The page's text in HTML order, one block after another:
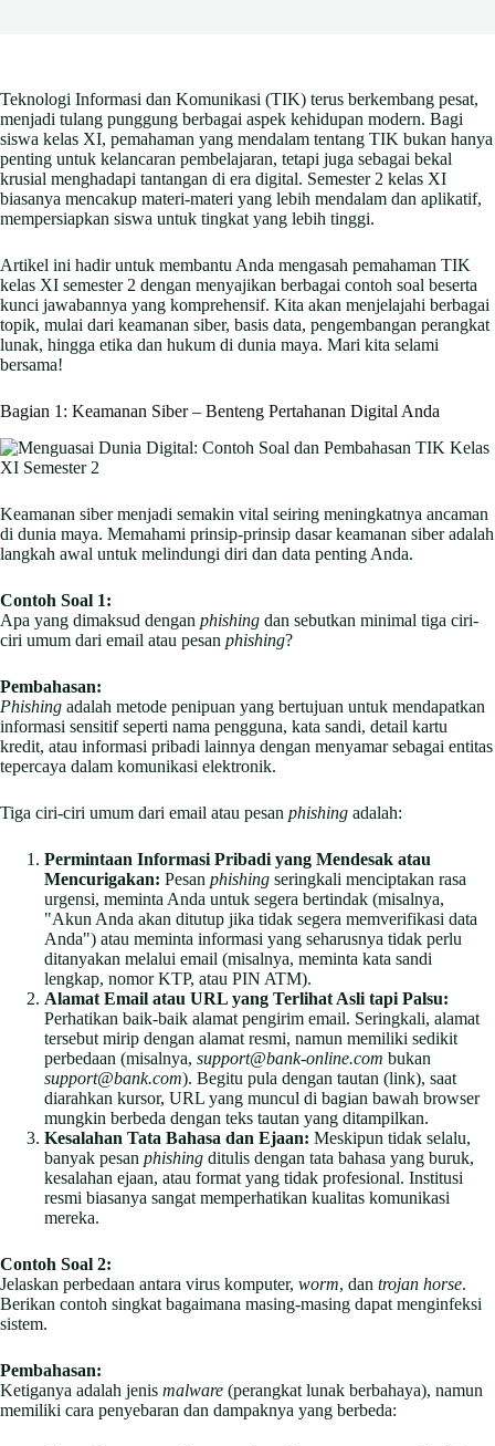
Teknologi Informasi dan Komunikasi (TIK) terus berkembang pesat,
menjadi tulang punggung berbagai aspek kehidupan modern. Bagi
siswa kelas XI, pemahaman yang mendalam tentang TIK bukan hanya
penting untuk kelancaran pembelajaran, tetapi juga sebagai bekal
krusial menghadapi tantangan di era digital. Semester 2 kelas XI
biasanya mencakup materi-materi yang lebih mendalam dan aplikatif,
mempersiapkan siswa untuk tingkat yang lebih tinggi.
Artikel ini hadir untuk membantu Anda mengasah pemahaman TIK
kelas XI semester 2 dengan menyajikan berbagai contoh soal beserta
kunci jawabannya yang komprehensif. Kita akan menjelajahi berbagai
topik, mulai dari keamanan siber, basis data, pengembangan perangkat
lunak, hingga etika dan hukum di dunia maya. Mari kita selami
bersama!
Bagian 1: Keamanan Siber – Benteng Pertahanan Digital Anda
Keamanan siber menjadi semakin vital seiring meningkatnya ancaman
di dunia maya. Memahami prinsip-prinsip dasar keamanan siber adalah
langkah awal untuk melindungi diri dan data penting Anda.
Contoh Soal 1:
Apa yang dimaksud dengan phishing dan sebutkan minimal tiga ciri-
ciri umum dari email atau pesan phishing?
Pembahasan:
Phishing adalah metode penipuan yang bertujuan untuk mendapatkan
informasi sensitif seperti nama pengguna, kata sandi, detail kartu
kredit, atau informasi pribadi lainnya dengan menyamar sebagai entitas
tepercaya dalam komunikasi elektronik.
Tiga ciri-ciri umum dari email atau pesan phishing adalah:
Permintaan Informasi Pribadi yang Mendesak atau
Mencurigakan: Pesan phishing seringkali menciptakan rasa
urgensi, meminta Anda untuk segera bertindak (misalnya,
"Akun Anda akan ditutup jika tidak segera memverifikasi data
Anda") atau meminta informasi yang seharusnya tidak perlu
ditanyakan melalui email (misalnya, meminta kata sandi
lengkap, nomor KTP, atau PIN ATM).
Alamat Email atau URL yang Terlihat Asli tapi Palsu:
Perhatikan baik-baik alamat pengirim email. Seringkali, alamat
tersebut mirip dengan alamat resmi, namun memiliki sedikit
perbedaan (misalnya, support@bank-online.com bukan
support@bank.com). Begitu pula dengan tautan (link), saat
diarahkan kursor, URL yang muncul di bagian bawah browser
mungkin berbeda dengan teks tautan yang ditampilkan.
Kesalahan Tata Bahasa dan Ejaan: Meskipun tidak selalu,
banyak pesan phishing ditulis dengan tata bahasa yang buruk,
kesalahan ejaan, atau format yang tidak profesional. Institusi
resmi biasanya sangat memperhatikan kualitas komunikasi
mereka.
Contoh Soal 2:
Jelaskan perbedaan antara virus komputer, worm, dan trojan horse.
Berikan contoh singkat bagaimana masing-masing dapat menginfeksi
sistem.
Pembahasan:
Ketiganya adalah jenis malware (perangkat lunak berbahaya), namun
memiliki cara penyebaran dan dampaknya yang berbeda: